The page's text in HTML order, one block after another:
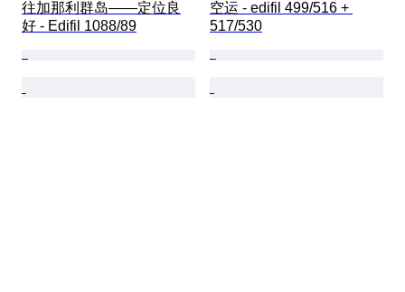
往加那利群岛——定位良
好 - Edifil 1088/89
空运 - edifil 499/516 +
517/530